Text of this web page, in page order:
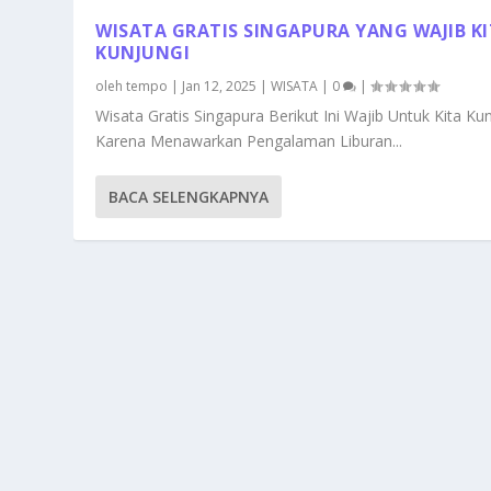
WISATA GRATIS SINGAPURA YANG WAJIB
KUNJUNGI
olehtempo | Jan 12, 2025 |WISATA | 0 |
Wisata Gratis Singapura Berikut Ini Wajib Untuk Kita
Karena Menawarkan Pengalaman Liburan...
BACA SELENGKAPNYA